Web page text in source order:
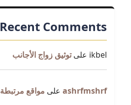
Recent Comments
ikbel علىتوثيق زواج الأجانب
ashrfmshrf على مواقع مرتبطة